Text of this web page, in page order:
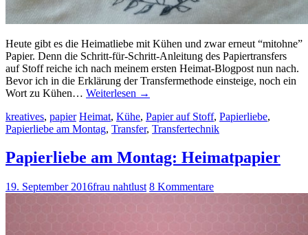
Heute gibt es die Heimatliebe mit Kühen und zwar erneut “mitohne”
Papier. Denn die Schritt-für-Schritt-Anleitung des Papiertransfers
auf Stoff reiche ich nach meinem ersten Heimat-Blogpost nun nach.
Bevor ich in die Erklärung der Transfermethode einsteige, noch ein
Wort zu Kühen… Weiterlesen →
kreatives, papier Heimat, Kühe, Papier auf Stoff, Papierliebe,
Papierliebe am Montag, Transfer, Transfertechnik
Papierliebe am Montag: Heimatpapier
19. September 2016frau nahtlust 8 Kommentare